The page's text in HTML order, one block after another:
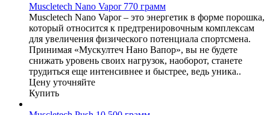
Muscletech Nano Vapor 770 грамм
Muscletech Nano Vapor – это энергетик в форме порошка,
который относится к предтренировочным комплексам
для увеличения физического потенциала спортсмена.
Принимая «Мускултеч Нано Вапор», вы не будете
снижать уровень своих нагрузок, наоборот, станете
трудиться еще интенсивнее и быстрее, ведь уника..
Цену уточняйте
Купить